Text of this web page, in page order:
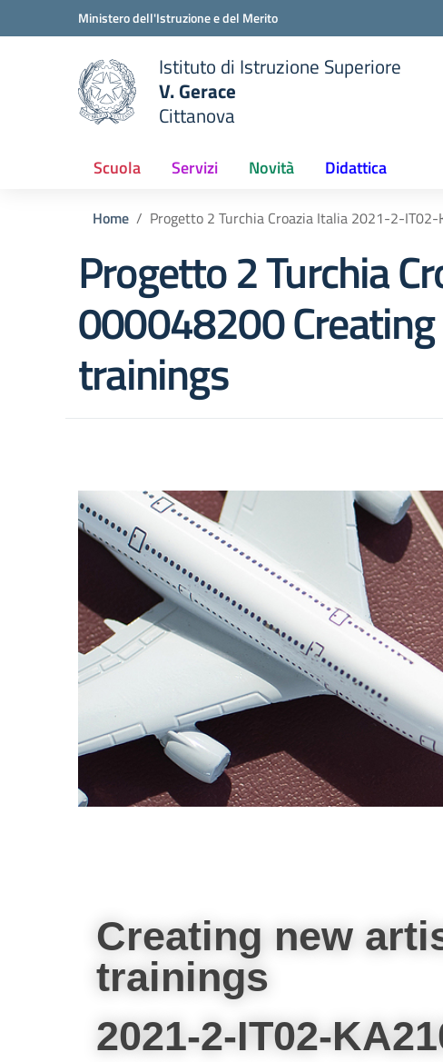
Vai ai contenuti
Vai al menu di navigazioneMinistero dell'Istruzione e del Merito
scuola
Istituto di Istruzione Superiore
V. Gerace
Cittanova
Scuola Servizi Novità Didattica
Home Progetto 2 Turchia Croazia Italia 2021-2-
Progetto 2 Turchia
000048200
trainings
Creating new
trainings
2021-2-IT02-